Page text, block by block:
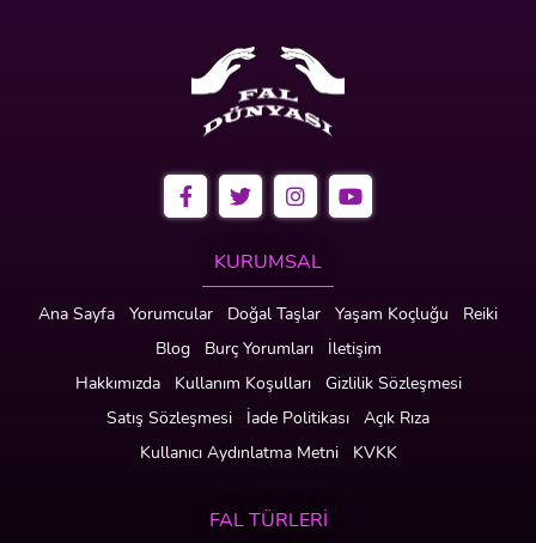
KURUMSAL
Ana Sayfa Yorumcular Doğal Taşlar Yaşam Koçluğu
Reiki
Blog
Burç Yorumları
İletişim
Hakkımızda
Kullanım Koşulları
Gizlilik Sözleşmesi
Satış Sözleşmesi
İade Politikası
Açık Rıza
Kullanıcı Aydınlatma Metni
KVKK
FAL TÜRLERİ